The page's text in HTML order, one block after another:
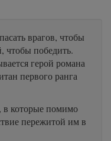
врагов, чтобы
чтобы победить.
герой романа
первого ранга
в которые помимо
пережитой им в